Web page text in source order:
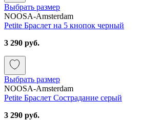
Выбрать размер
NOOSA-Amsterdam
Petite Браслет на 5 кнопок черный
3 290 руб.
Выбрать размер
NOOSA-Amsterdam
Petite Браслет Сострадание серый
3 290 руб.